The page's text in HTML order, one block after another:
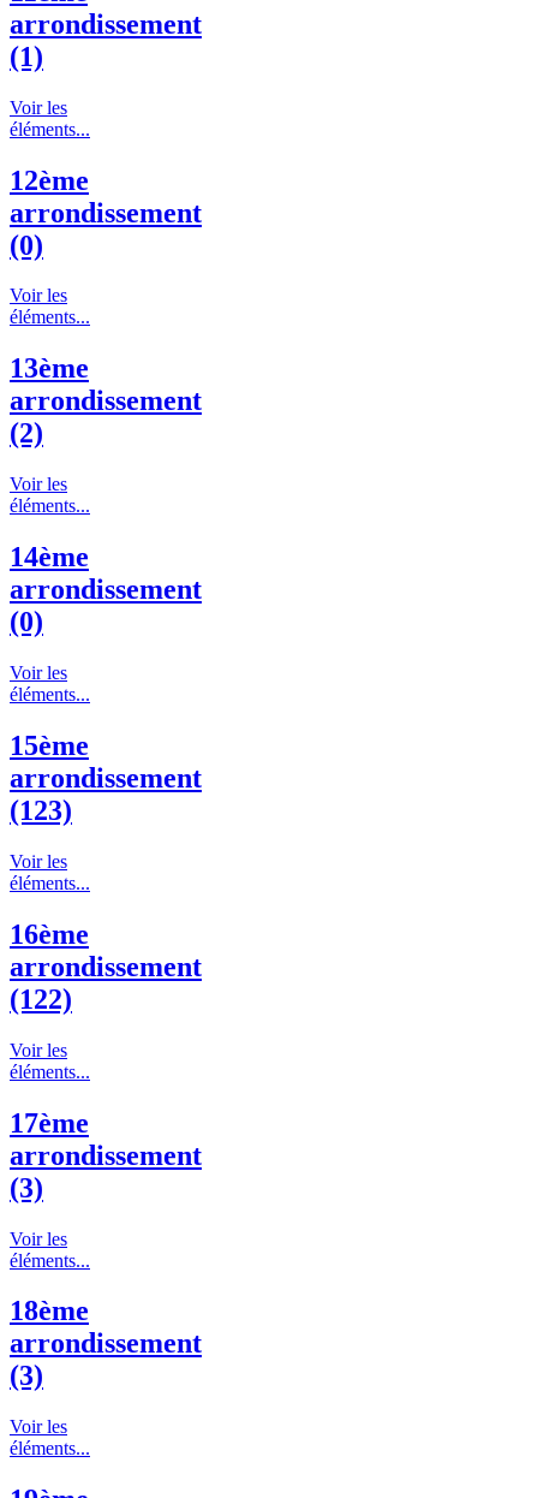
arrondissement
(1)
Voir les
éléments...
12ème
arrondissement
(0)
Voir les
éléments...
13ème
arrondissement
(2)
Voir les
éléments...
14ème
arrondissement
(0)
Voir les
éléments...
15ème
arrondissement
(123)
Voir les
éléments...
16ème
arrondissement
(122)
Voir les
éléments...
17ème
arrondissement
(3)
Voir les
éléments...
18ème
arrondissement
(3)
Voir les
éléments...